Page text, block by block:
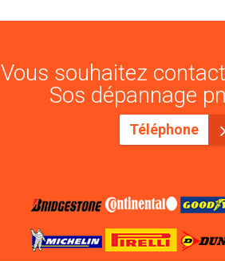
Vous souhaitez
Sos dépannage
Téléphone